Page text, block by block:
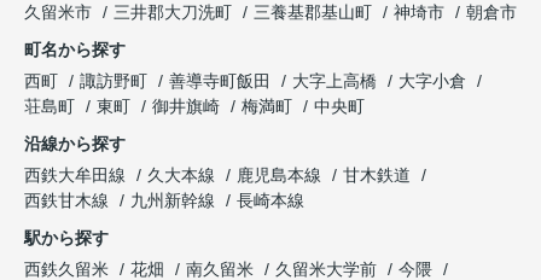
久留米市
三井郡大刀洗町 三養基郡基山町 神埼市
朝倉市
町名から探す
西町
諏訪野町 善導寺町飯田 大字上高橋
大字小倉
荘島町
東町 御井旗崎 梅満町
中央町
沿線から探す
西鉄大牟田線
久大本線 鹿児島本線
甘木鉄道
西鉄甘木線
九州新幹線
長崎本線
駅から探す
西鉄久留米
花畑 南久留米 久留米大学前
今隈